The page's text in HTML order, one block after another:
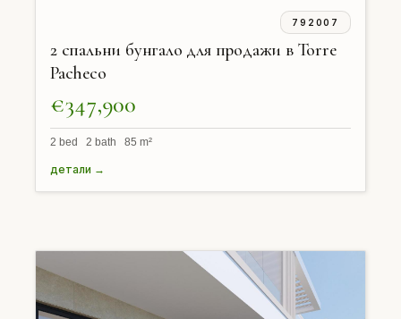
792007
2 спальни бунгало для продажи в Torre
Pacheco
€347,900
2 bed 2 bath 85 m²
детали →